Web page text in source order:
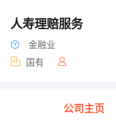
人寿理赔服务
金融业
国有
公司主页